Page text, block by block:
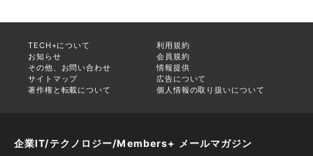
TECH+について
利用規約
お知らせ
会員規約
その他、お問い合わせ
情報提供
サイトマップ
広告について
著作権と転載について
個人情報の取り扱いについて
企業IT/テクノロジー/Members+ メールマガジン